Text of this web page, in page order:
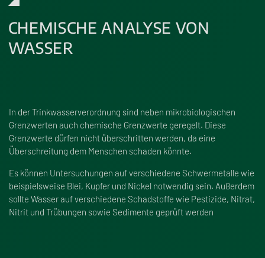
CHEMISCHE ANALYSE VON
WASSER
In der Trinkwasserverordnung sind neben mikrobiologischen
Grenzwerten auch chemische Grenzwerte geregelt. Diese
Grenzwerte dürfen nicht überschritten werden, da eine
Überschreitung dem Menschen schaden könnte.
Es können Untersuchungen auf verschiedene Schwermetalle wie
beispielsweise Blei, Kupfer und Nickel notwendig sein. Außerdem
sollte Wasser auf verschiedene Schadstoffe wie Pestizide, Nitrat,
Nitrit und Trübungen sowie Sedimente geprüft werden